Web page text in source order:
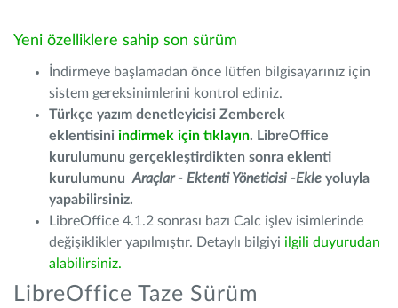
Yeni özelliklere sahip son sürüm
İndirmeye başlamadan önce lütfen bilgisayarınız için
sistem gereksinimlerini kontrol ediniz.
Türkçe yazım denetleyicisi Zemberek
eklentisini indirmek için tıklayın. LibreOffice
kurulumunu gerçekleştirdikten sonra eklenti
kurulumunu Araçlar - Ektenti Yöneticisi -Ekle yoluyla
yapabilirsiniz.
LibreOffice 4.1.2 sonrası bazı Calc işlev isimlerinde
değişiklikler yapılmıştır. Detaylı bilgiyi ilgili duyurudan
alabilirsiniz.
LibreOffice Taze Sürüm